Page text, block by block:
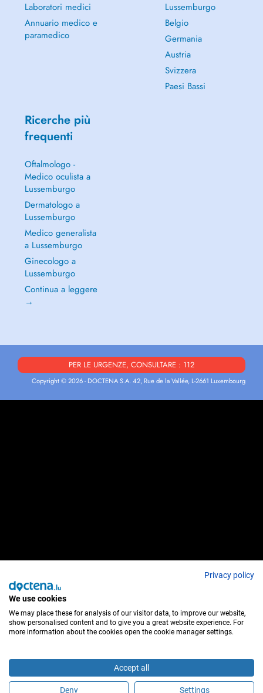
Laboratori medici
Annuario medico e
paramedico
Lussemburgo
Belgio
Germania
Austria
Svizzera
Paesi Bassi
Ricerche più
frequenti
Oftalmologo -
Medico oculista a
Lussemburgo
Dermatologo a
Lussemburgo
Medico generalista
a Lussemburgo
Ginecologo a
Lussemburgo
Continua a leggere
→
PER LE URGENZE, CONSULTARE : 112
Copyright © 2026 - DOCTENA S.A. 42, Rue de la Vallée, L-2661 Luxembourg
Privacy policy
We use cookies
We may place these for analysis of our visitor data, to improve our website,
show personalised content and to give you a great website experience. For
more information about the cookies open the cookie manager settings.
Accept all
Deny Settings